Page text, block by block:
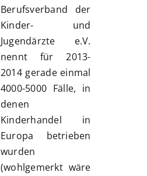
Berufsverband der
Kinder- und
Jugendärzte e.V.
nennt für 2013-
2014 gerade einmal
4000-5000 Fälle, in
denen
Kinderhandel in
Europa betrieben
wurden
(wohlgemerkt wäre